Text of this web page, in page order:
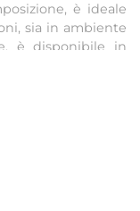
è ideale
sia in ambiente
è disponibile in
e large - e in tre